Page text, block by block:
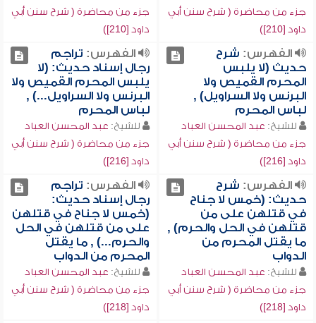
جزء من محاضرة ( شرح سنن أبي
داود [210])
جزء من محاضرة ( شرح سنن أبي
داود [210])
الفهرس: شرح
حديث (لا يلبس
المحرم القميص ولا
البرنس ولا السراويل) ,
لباس المحرم
للشيخ: عبد المحسن العباد
جزء من محاضرة ( شرح سنن أبي
داود [216])
الفهرس: تراجم
رجال إسناد حديث: (لا
يلبس المحرم القميص ولا
البرنس ولا السراويل...) ,
لباس المحرم
للشيخ: عبد المحسن العباد
جزء من محاضرة ( شرح سنن أبي
داود [216])
الفهرس: شرح
حديث: (خمس لا جناح
في قتلهن على من
قتلهن في الحل والحرم) ,
ما يقتل المحرم من
الدواب
للشيخ: عبد المحسن العباد
جزء من محاضرة ( شرح سنن أبي
داود [218])
الفهرس: تراجم
رجال إسناد حديث:
(خمس لا جناح في قتلهن
على من قتلهن في الحل
والحرم...) , ما يقتل
المحرم من الدواب
للشيخ: عبد المحسن العباد
جزء من محاضرة ( شرح سنن أبي
داود [218])